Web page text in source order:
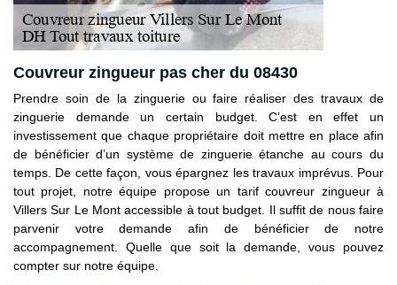
Couvreur zingueur pas cher du 08430
Prendre soin de la zinguerie ou faire réaliser des travaux de
zinguerie demande un certain budget. C’est en effet un
investissement que chaque propriétaire doit mettre en place afin
de bénéficier d’un système de zinguerie étanche au cours du
temps. De cette façon, vous épargnez les travaux imprévus. Pour
tout projet, notre équipe propose un tarif couvreur zingueur à
Villers Sur Le Mont accessible à tout budget. Il suffit de nous faire
parvenir votre demande afin de bénéficier de notre
accompagnement. Quelle que soit la demande, vous pouvez
compter sur notre équipe.